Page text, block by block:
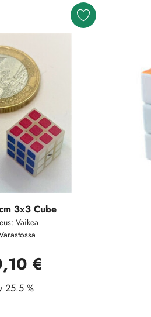
3x3 Cube
Vaikea
€
25.5 %